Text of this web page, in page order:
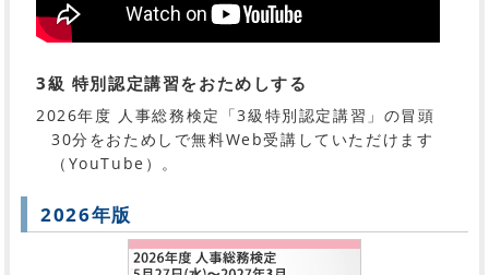
3級 特別認定講習をおためしする
2026年度 人事総務検定「3級特別認定講習」の冒頭
30分をおためしで無料Web受講していただけます
（YouTube）。
2026年版